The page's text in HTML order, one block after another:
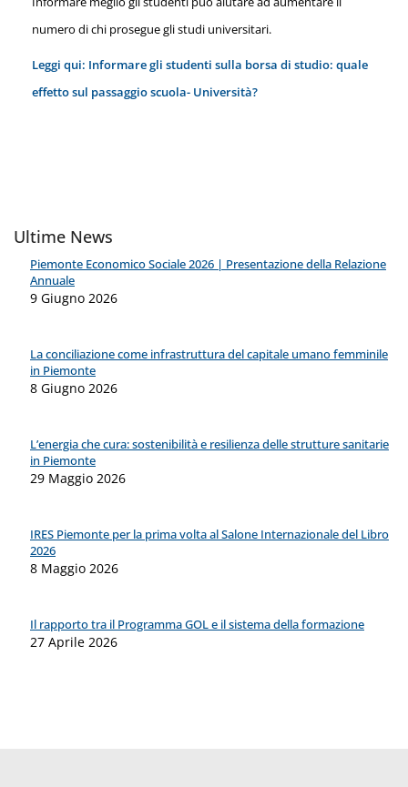
numero di chi prosegue gli studi universitari.
Leggi qui: Informare gli studenti sulla borsa di studio: quale
effetto sul passaggio scuola- Università?
Ultime News
Piemonte Economico Sociale 2026 | Presentazione della Relazione
Annuale
9 Giugno 2026
La conciliazione come infrastruttura del capitale umano femminile
in Piemonte
8 Giugno 2026
L’energia che cura: sostenibilità e resilienza delle strutture sanitarie
in Piemonte
29 Maggio 2026
IRES Piemonte per la prima volta al Salone Internazionale del Libro
2026
8 Maggio 2026
Il rapporto tra il Programma GOL e il sistema della formazione
27 Aprile 2026